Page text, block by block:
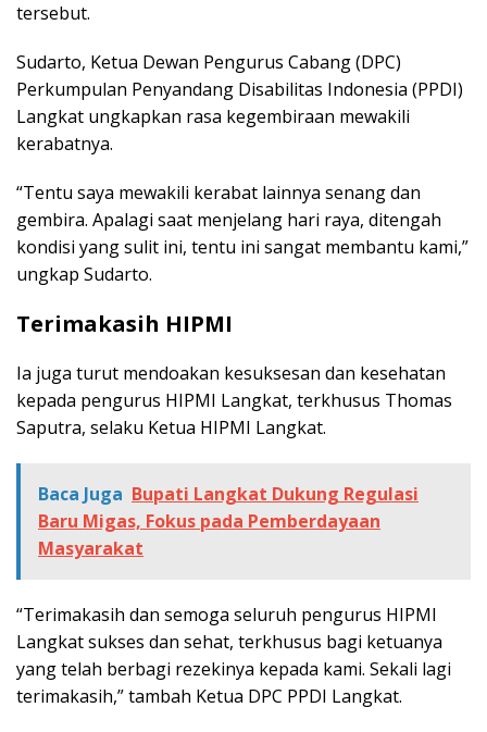
tersebut.
Sudarto, Ketua Dewan Pengurus Cabang (DPC)
Perkumpulan Penyandang Disabilitas Indonesia (PPDI)
Langkat ungkapkan rasa kegembiraan mewakili
kerabatnya.
“Tentu saya mewakili kerabat lainnya senang dan
gembira. Apalagi saat menjelang hari raya, ditengah
kondisi yang sulit ini, tentu ini sangat membantu kami,”
ungkap Sudarto.
Terimakasih HIPMI
Ia juga turut mendoakan kesuksesan dan kesehatan
kepada pengurus HIPMI Langkat, terkhusus Thomas
Saputra, selaku Ketua HIPMI Langkat.
Baca Juga Bupati Langkat Dukung Regulasi
Baru Migas, Fokus pada Pemberdayaan
Masyarakat
“Terimakasih dan semoga seluruh pengurus HIPMI
Langkat sukses dan sehat, terkhusus bagi ketuanya
yang telah berbagi rezekinya kepada kami. Sekali lagi
terimakasih,” tambah Ketua DPC PPDI Langkat.